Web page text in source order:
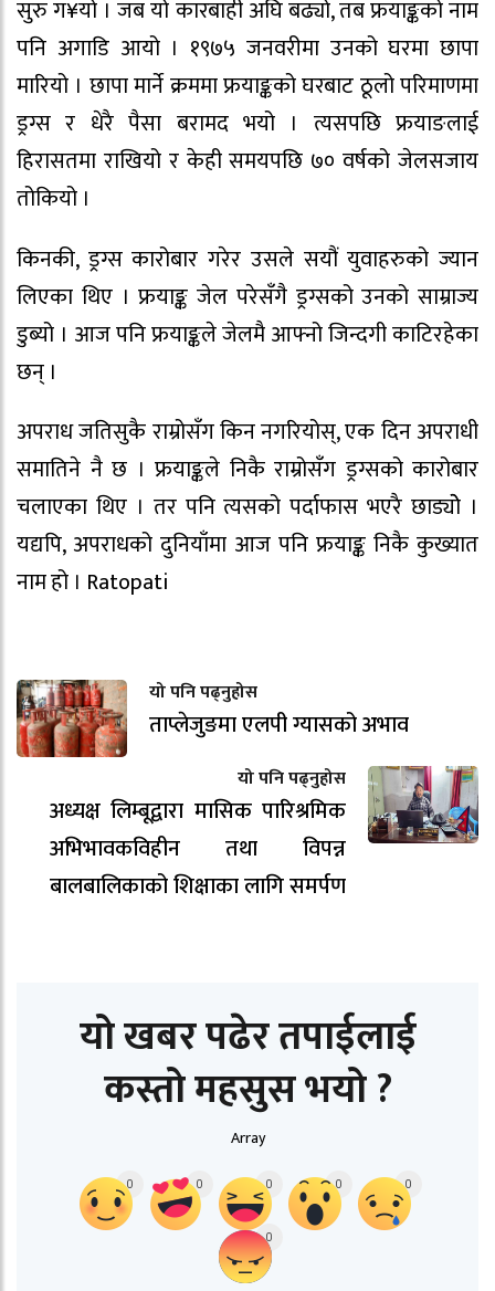
सुरु ग¥यो । जब यो कारबाही अघि बढ्यो, तब फ्रयाङ्कको नाम
पनि अगाडि आयो । १९७५ जनवरीमा उनको घरमा छापा
मारियो । छापा मार्ने क्रममा फ्रयाङ्कको घरबाट ठूलो परिमाणमा
ड्रग्स र धेरै पैसा बरामद भयो । त्यसपछि फ्रयाङलाई
हिरासतमा राखियो र केही समयपछि ७० वर्षको जेलसजाय
तोकियो ।
किनकी, ड्रग्स कारोबार गरेर उसले सयौं युवाहरुको ज्यान
लिएका थिए । फ्रयाङ्क जेल परेसँगै ड्रग्सको उनको साम्राज्य
डुब्यो । आज पनि फ्रयाङ्कले जेलमै आफ्नो जिन्दगी काटिरहेका
छन् ।
अपराध जतिसुकै राम्रोसँग किन नगरियोस्, एक दिन अपराधी
समातिने नै छ । फ्रयाङ्कले निकै राम्रोसँग ड्रग्सको कारोबार
चलाएका थिए । तर पनि त्यसको पर्दाफास भएरै छाड्योे ।
यद्यपि, अपराधको दुनियाँमा आज पनि फ्रयाङ्क निकै कुख्यात
नाम हो । Ratopati
यो पनि पढ्नुहोस
ताप्लेजुङमा एलपी ग्यासको अभाव
यो पनि पढ्नुहोस
अध्यक्ष लिम्बूद्वारा मासिक पारिश्रमिक
अभिभावकविहीन तथा विपन्न
बालबालिकाको शिक्षाका लागि समर्पण
यो खबर पढेर तपाईलाई
कस्तो महसुस भयो ?
Array
0 0 0 0 0
0